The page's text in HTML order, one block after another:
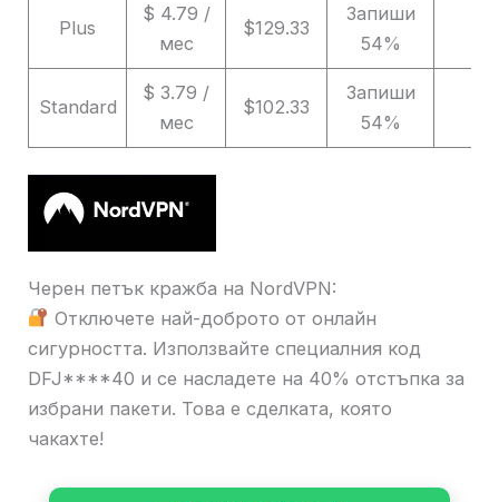
Plus
$ 4.79 /
мес
$129.33
Запиши
54%
Standard
$ 3.79 /
мес
$102.33
Запиши
54%
Черен петък кражба на NordVPN:
Отключете най-доброто от онлайн
сигурността. Използвайте специалния код
DFJ****40 и се насладете на 40% отстъпка за
избрани пакети. Това е сделката, която
чакахте!